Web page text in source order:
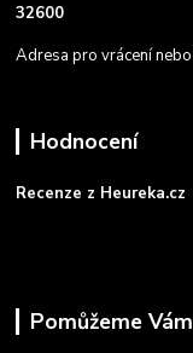
32600
Adresa pro vrácení
Hodnocení
Recenze z Heureka.cz
Pomůžeme